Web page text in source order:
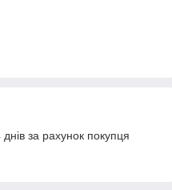
за рахунок покупця